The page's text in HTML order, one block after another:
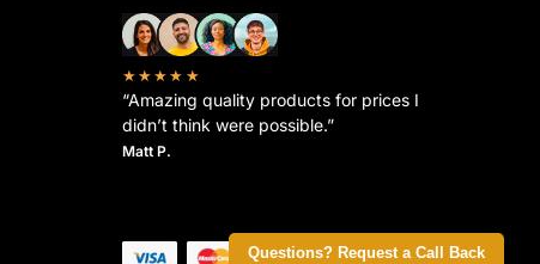
Questions? Request a Call Back
★★★★★
“Amazing quality products for prices I
didn’t think were possible.”
Matt P.